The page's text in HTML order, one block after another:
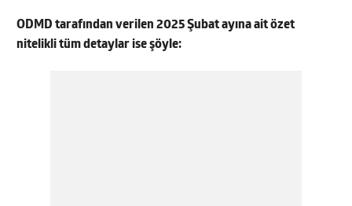
ODMD tarafından verilen 2025 Şubat ayına ait özet
nitelikli tüm detaylar ise şöyle: